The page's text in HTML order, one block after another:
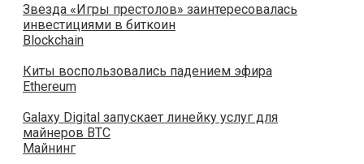
Звезда «Игры престолов» заинтересовалась
инвестициями в биткоин
Blockchain
Киты воспользовались падением эфира
Ethereum
Galaxy Digital запускает линейку услуг для
майнеров BTC
Майнинг